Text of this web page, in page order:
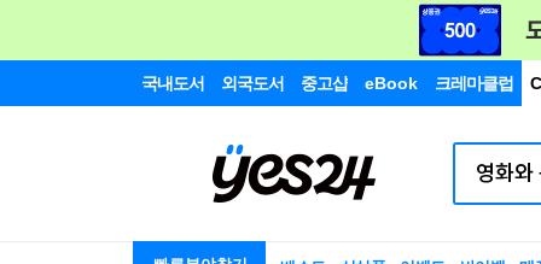
국내도서 외국도서 중고샵 eBook 크레마클럽